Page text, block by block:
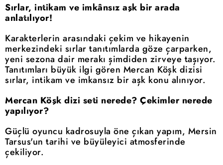
Sırlar, intikam ve imkânsız aşk bir arada
anlatılıyor!
Karakterlerin arasındaki çekim ve hikayenin
merkezindeki sırlar tanıtımlarda göze çarparken,
yeni sezona dair merakı şimdiden zirveye taşıyor.
Tanıtımları büyük ilgi gören Mercan Köşk dizisi
sırlar, intikam ve imkansız bir aşk konu alınıyor.
Mercan Köşk dizi seti nerede? Çekimler nerede
yapılıyor?
Güçlü oyuncu kadrosuyla öne çıkan yapım, Mersin
Tarsus'un tarihi ve büyüleyici atmosferinde
çekiliyor.